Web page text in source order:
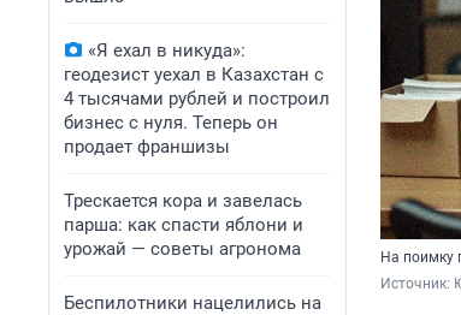
«Я ехал в никуда»:
геодезист уехал в Казахстан с
4 тысячами рублей и построил
бизнес с нуля. Теперь он
продает франшизы
Трескается кора и завелась
парша: как спасти яблони и
урожай — советы агронома
Беспилотники нацелились на
На поимку
Источник: